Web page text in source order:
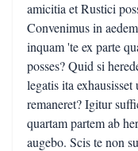
amicitia et Rustici
Convenimus in
inquam 'te ex parte
posses? Quid si
legatis ita
remaneret? Igitur
quartam partem ab
augebo. Scis te non